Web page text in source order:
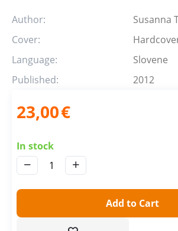
Author:
Susanna
Cover:
Language:
Slovene
Published:
2012
23,00€
In stock
+
−
Add to Cart